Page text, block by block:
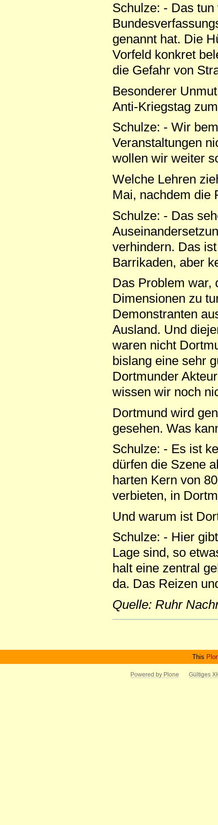
Schulze: - Das
genannt hat. Die
Vorfeld konkret
die Gefahr von
Besonderer
Anti-Kriegstag
Schulze: - Wir
Veranstaltungen
wollen wir weiter
Welche Lehren
Mai, nachdem die
Schulze: - Das
verhindern. Das
Barrikaden, aber
Das Problem war,
Dimensionen zu
Demonstranten
Ausland. Und
waren nicht
bislang eine sehr
Dortmunder
wissen wir noch
Dortmund wird
gesehen. Was
Schulze: - Es ist
dürfen die Szene
harten Kern von
verbieten, in
Und warum ist
Schulze: - Hier
Lage sind, so
halt eine zentral
da. Das Reizen
Quelle: Ruhr
This
Powered by Plone Gültiges